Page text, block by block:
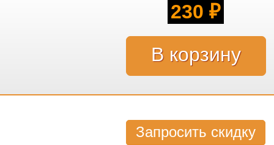
230 ₽
Запросить скидку